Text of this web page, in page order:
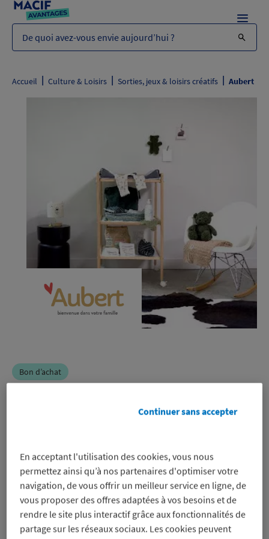
De quoi avez-vous envie aujourd’hui ?
Menu
Accueil | Culture & Loisirs | Sorties, jeux & loisirs créatifs | Aubert
Bon d’achat
sur un bon d’achat pour régler en
ligne et en magasin, même sur les
promos
Voir les conditions
Profitez-en
En acceptant l'utilisation des cookies, vous nous
permettez ainsi qu’à nos partenaires d'optimiser votre
navigation, de vous offrir un meilleur service en ligne, de
vous proposer des offres adaptées à vos besoins et de
rendre le site plus interactif grâce aux fonctionnalités de
partage sur les réseaux sociaux. Les cookies peuvent
Continuer sans accepter